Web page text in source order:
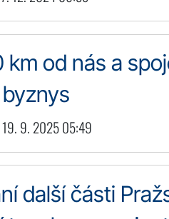
km od nás a
19. 9. 2025 05:49
další části